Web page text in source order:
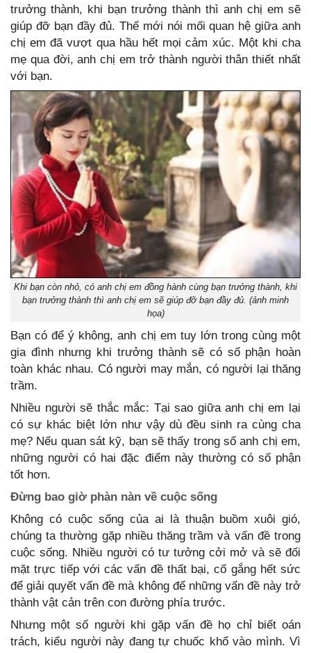
trưởng thành, khi bạn trưởng thành thì anh chị em sẽ
giúp đỡ bạn đầy đủ. Thế mới nói mối quan hệ giữa anh
chị em đã vượt qua hầu hết mọi cảm xúc. Một khi cha
mẹ qua đời, anh chị em trở thành người thân thiết nhất
với bạn.
Khi bạn còn nhỏ, có anh chị em đồng hành cùng bạn trưởng thành, khi
bạn trưởng thành thì anh chị em sẽ giúp đỡ bạn đầy đủ. (ảnh minh
họa)
Bạn có để ý không, anh chị em tuy lớn trong cùng một
gia đình nhưng khi trưởng thành sẽ có số phận hoàn
toàn khác nhau. Có người may mắn, có người lại thăng
trầm.
Nhiều người sẽ thắc mắc: Tại sao giữa anh chị em lại
có sự khác biệt lớn như vậy dù đều sinh ra cùng cha
mẹ? Nếu quan sát kỹ, bạn sẽ thấy trong số anh chị em,
những người có hai đặc điểm này thường có số phận
tốt hơn.
Đừng bao giờ phàn nàn về cuộc sống
Không có cuộc sống của ai là thuận buồm xuôi gió,
chúng ta thường gặp nhiều thăng trầm và vấn đề trong
cuộc sống. Nhiều người có tư tưởng cởi mở và sẽ đối
mặt trực tiếp với các vấn đề thất bại, cố gắng hết sức
để giải quyết vấn đề mà không để những vấn đề này trở
thành vật cản trên con đường phía trước.
Nhưng một số người khi gặp vấn đề họ chỉ biết oán
trách, kiểu người này đang tự chuốc khổ vào mình. Vì